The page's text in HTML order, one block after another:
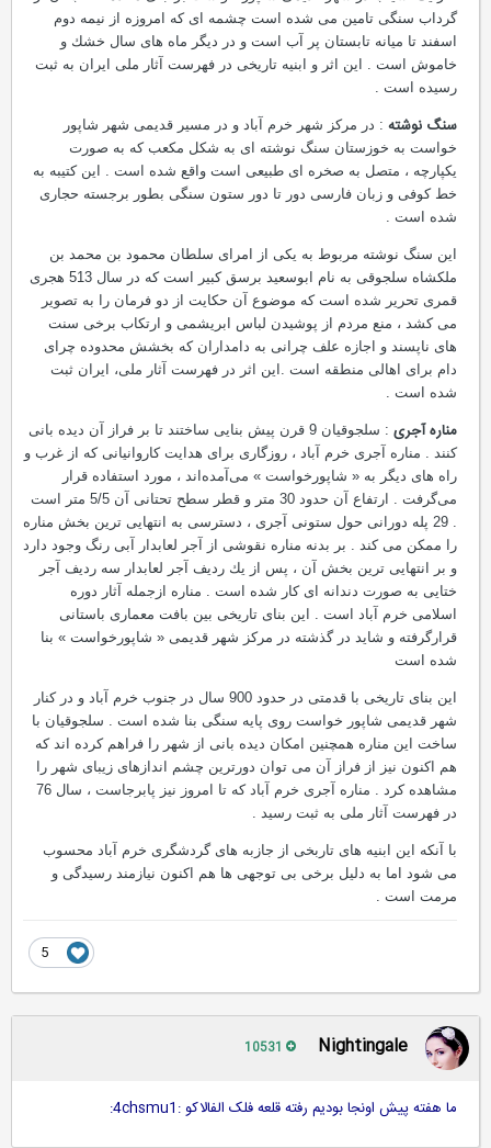
گرداب سنگی تامین می شده است چشمه ای كه امروزه از نیمه دوم
اسفند تا میانه تابستان پر آب است و در دیگر ماه های سال خشك و
خاموش است . این اثر و ابنیه تاریخی در فهرست آثار ملی ایران به ثبت
رسیده است .
سنگ نوشته: در مرکز شهر خرم آباد و در مسیر قدیمی شهر شاپور
خواست به خوزستان سنگ نوشته ای به شکل مکعب که به صورت
یکپارچه ، متصل به صخره ای طبیعی است واقع شده است . این کتیبه به
خط کوفی و زبان فارسی دور تا دور ستون سنگی بطور برجسته حجاری
شده است .
این سنگ نوشته مربوط به یكی از امرای سلطان محمود بن محمد بن
ملكشاه سلجوقی به نام ابوسعید برسق كبیر است كه در سال 513 هجری
قمری تحریر شده است که موضوع آن حکایت از دو فرمان را به تصویر
می کشد ، منع مردم از پوشیدن لباس ابریشمی و ارتکاب برخی سنت
های ناپسند و اجازه علف چرانی به دامداران که بخشش محدوده چرای
دام برای اهالی منطقه است .این اثر در فهرست آثار ملی، ایران ثبت
شده است .
مناره آجری
: سلجوقیان 9 قرن پیش بنایی ساختند تا بر فراز آن دیده بانی
كنند . مناره آجری خرم آباد ، روزگاری برای هدایت كاروانیانی كه از غرب و
راه های دیگر به « شاپورخواست » می‌آمده‌اند ، مورد استفاده قرار
می‌گرفت . ارتفاع آن حدود 30 متر و قطر سطح تحتانی آن 5/5 متر است
. 29 پله دورانی حول ستونی آجری ، دسترسی به انتهایی ترین بخش مناره
را ممكن می كند . بر بدنه مناره نقوشی از آجر لعابدار آبی رنگ وجود دارد
و بر انتهایی ترین بخش آن ، پس از یك ردیف آجر لعابدار سه ردیف آجر
ختایی به صورت دندانه ای كار شده است . مناره ازجمله آثار دوره
اسلامی خرم آباد است . این بنای تاریخی بین بافت معماری باستانی
قرارگرفته و شاید در گذشته در مركز شهر قدیمی « شاپورخواست » بنا
شده است
این بنای تاریخی با قدمتی در حدود 900 سال در جنوب خرم آباد و در كنار
شهر قدیمی شاپور خواست روی پایه سنگی بنا شده است . سلجوقیان با
ساخت این مناره همچنین امكان دیده بانی از شهر را فراهم كرده اند که
هم اکنون نیز از فراز آن می توان دورترین چشم اندازهای زیبای شهر را
مشاهده کرد . مناره آجری خرم آباد كه تا امروز نیز پابرجاست ، سال 76
در فهرست آثار ملی به ثبت رسید .
با آنكه این ابنیه های تاربخی از جازبه های گردشگری خرم آباد محسوب
می شود اما به دلیل برخی بی توجهی ها هم اكنون نیازمند رسیدگی و
مرمت است .
Nightingale
ما هفته پیش اونجا بودیم رفته قلعه فلک الفالاکو :4chsmu1: